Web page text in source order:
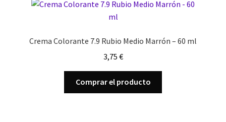
Crema Colorante 7.9 Rubio Medio Marrón – 60 ml
3,75 €
Comprar el producto